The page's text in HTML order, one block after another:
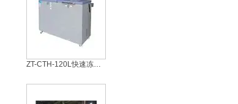
ZT-CTH-120L快速冻融试验机